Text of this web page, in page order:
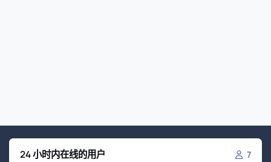
24 小时内在线的用户 7